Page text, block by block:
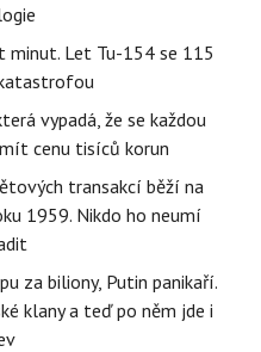
minut. Let Tu-154 se 115
vypadá, že se každou
cenu tisíců korun
transakcí běží na
1959. Nikdo ho neumí
za biliony, Putin panikaří.
klany a teď po něm jde i